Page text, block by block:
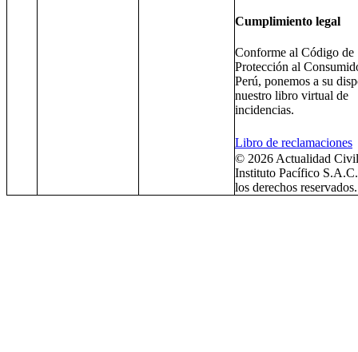
Cumplimiento legal
Conforme al Código de
Protección al
Perú, ponemos a su
nuestro libro virtual de
incidencias.
Libro de reclamaciones
© 2026 Actualidad
Instituto Pacífico
los derechos reservados.